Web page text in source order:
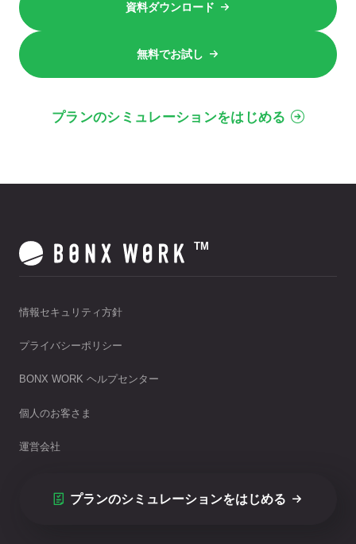
資料ダウンロード
無料でお試し
プランのシミュレーションをはじめる
プランのシミュレーションをはじめる
TM
情報セキュリティ方針
プライバシーポリシー
BONX WORK ヘルプセンター
個人のお客さま
運営会社